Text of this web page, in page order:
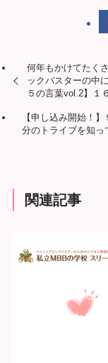
何年もかけてたく
ックバスターの中
５の言葉vol.2】１
【申し込み開始！
分のトライブを知っ
関連記事